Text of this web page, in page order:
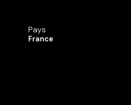
Pays
France